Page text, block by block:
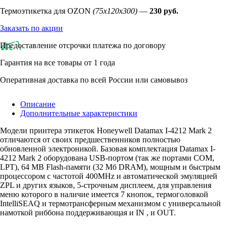
Термоэтикетка для OZON (75х120х300) — 230 руб.
Заказать по акции
Предоставление отсрочки платежа по договору
Гарантия на все товары от 1 года
Оперативная доставка по всей России или самовывоз
Описание
Дополнительные характеристики
Модели принтера этикеток Honeywell Datamax I-4212 Mark 2
отличаются от своих предшественников полностью
обновленной электроникой. Базовая комплектация Datamax I-
4212 Mark 2 оборудована USB-портом (так же портами COM,
LPT), 64 MB Flash-памяти (32 Мб DRAM), мощным и быстрым
процессором с частотой 400MHz и автоматической эмуляцией
ZPL и других языков, 5-строчным дисплеем, для управления
меню которого в наличие имеется 7 кнопок, термоголовкой
IntelliSEAQ и термотрансферным механизмом с универсальной
намоткой риббона поддерживающая и IN , и OUT.